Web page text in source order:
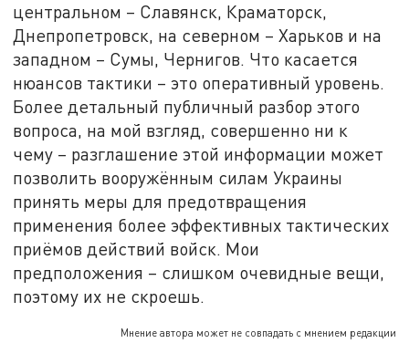
центральном – Славянск, Краматорск,
Днепропетровск, на северном – Харьков и на
западном – Сумы, Чернигов. Что касается
нюансов тактики – это оперативный уровень.
Более детальный публичный разбор этого
вопроса, на мой взгляд, совершенно ни к
чему – разглашение этой информации может
позволить вооружённым силам Украины
принять меры для предотвращения
применения более эффективных тактических
приёмов действий войск. Мои
предположения – слишком очевидные вещи,
поэтому их не скроешь.
Мнение автора может не совпадать с мнением редакции